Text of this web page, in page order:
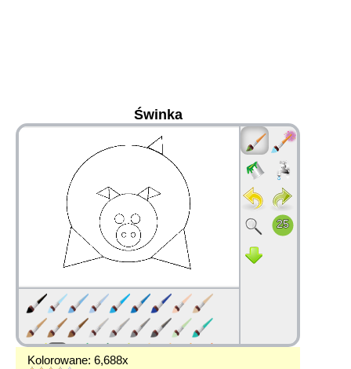
Świnka
Kolorowane: 6,688x